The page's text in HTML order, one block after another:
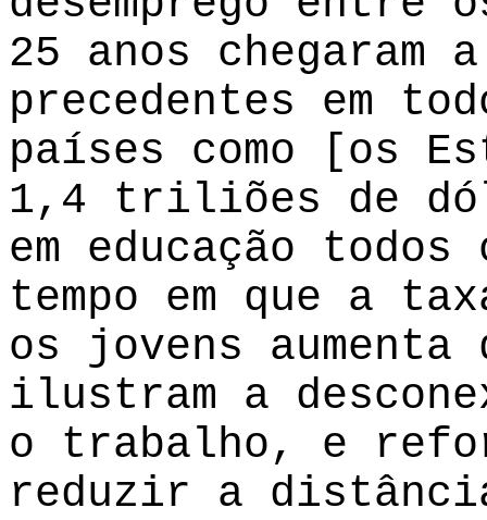
25 anos chegaram
precedentes em
países como [os
1,4 triliões de
em educação todos
tempo em que a
os jovens
ilustram a
o trabalho, e
reduzir a